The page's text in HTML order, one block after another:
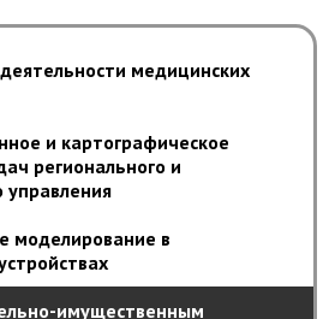
медицинских
и картографическое
регионального и
управления
моделирование в
имущественным